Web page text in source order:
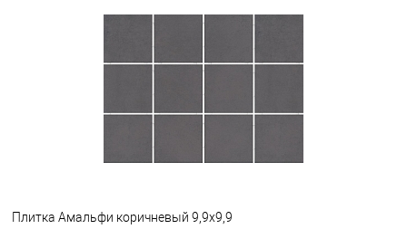
Под заказ
Плитка Амальфи коричневый 9,9x9,9